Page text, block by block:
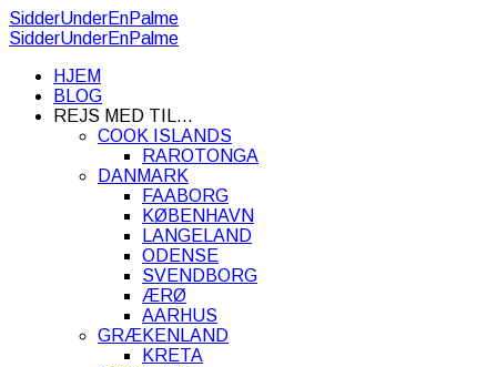
SidderUnderEnPalme
SidderUnderEnPalme
HJEM
BLOG
REJS MED TIL…
COOK ISLANDS
RAROTONGA
DANMARK
FAABORG
KØBENHAVN
LANGELAND
ODENSE
SVENDBORG
ÆRØ
AARHUS
GRÆKENLAND
KRETA